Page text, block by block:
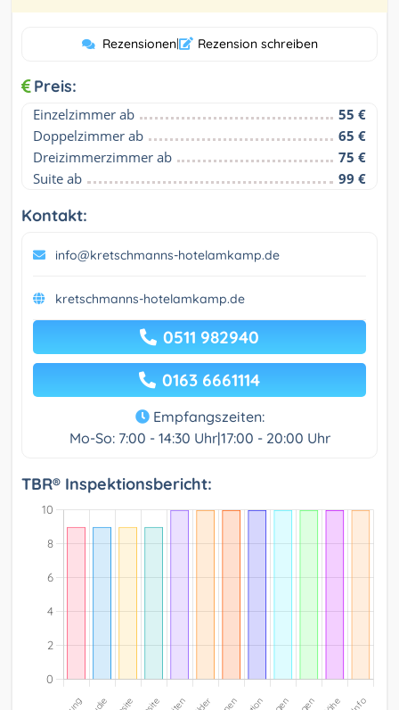
Rezensionen| Rezension schreiben
Preis:
Einzelzimmer ab
55 €
Doppelzimmer ab
65 €
Dreizimmerzimmer ab
75 €
Suite ab
99 €
Kontakt:
info@kretschmanns-hotelamkamp.de
kretschmanns-hotelamkamp.de
0511 982940
0163 6661114
Empfangszeiten:
Mo-So: 7:00 - 14:30 Uhr|17:00 - 20:00 Uhr
TBR® Inspektionsbericht: